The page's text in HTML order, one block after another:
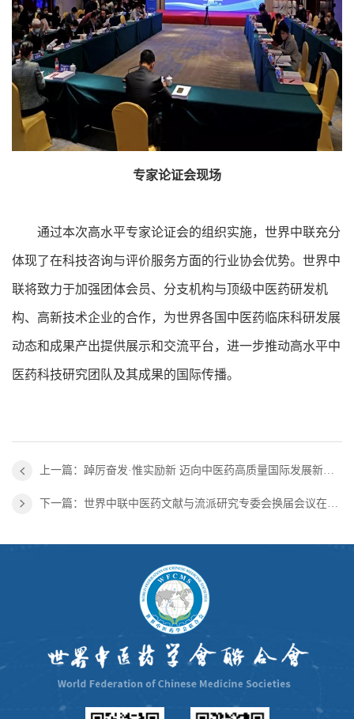
专家论证会现场
通过本次高水平专家论证会的组织实施，世界中联充分
体现了在科技咨询与评价服务方面的行业协会优势。世界中
联将致力于加强团体会员、分支机构与顶级中医药研发机
构、高新技术企业的合作，为世界各国中医药临床科研发展
动态和成果产出提供展示和交流平台，进一步推动高水平中
医药科技研究团队及其成果的国际传播。